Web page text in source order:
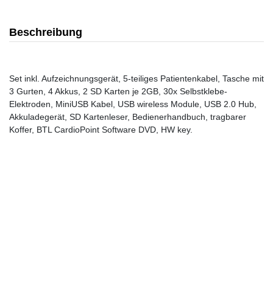
Beschreibung
Set inkl. Aufzeichnungsgerät, 5-teiliges Patientenkabel, Tasche mit
3 Gurten, 4 Akkus, 2 SD Karten je 2GB, 30x Selbstklebe-
Elektroden, MiniUSB Kabel, USB wireless Module, USB 2.0 Hub,
Akkuladegerät, SD Kartenleser, Bedienerhandbuch, tragbarer
Koffer, BTL CardioPoint Software DVD, HW key.